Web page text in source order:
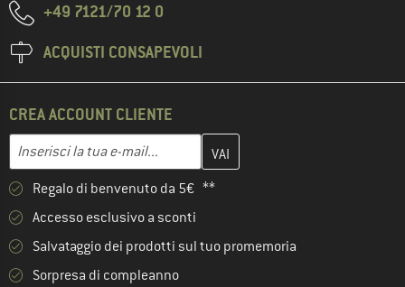
+49 7121/70 12 0
ACQUISTI CONSAPEVOLI
CREA ACCOUNT CLIENTE
Indirizzo e-mail
Inserisci qui il tuo indirizzo e-mail e crea il tuo account cliente
Regalo di benvenuto da 5€ **
Accesso esclusivo a sconti
Salvataggio dei prodotti sul tuo promemoria
Sorpresa di compleanno